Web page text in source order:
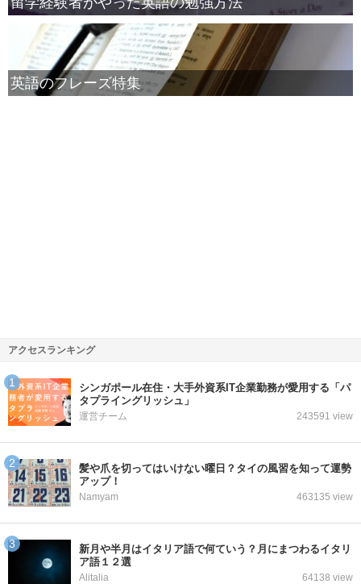
英語のフレーズ特集
アクセスランキング
シンガポール在住・大手外資系IT企業勤務が愛用する「パ
タプライングリッシュ」
運営チーム 243591 view
髪や爪を切ってはいけない曜日？タイの風習を知って運勢
アップ！
Namyam 463135 view
新月や半月はイタリア語で何ていう？月にまつわるイタリ
ア語１２選
Alitalia 64138 view